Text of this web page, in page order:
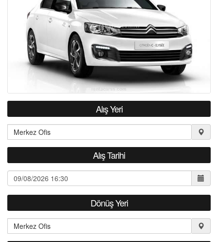
HAKKIMIZDA
S.S.S.
Alış Yeri
Alış Tarihi
Dönüş Yeri